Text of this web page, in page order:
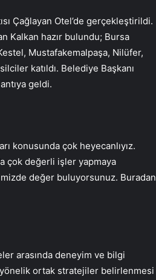
Çağlayan Otel’de gerçekleştirildi.
Kalkan hazır bulundu; Bursa
Mustafakemalpaşa, Nilüfer,
katıldı. Belediye Başkanı
geldi.
konusunda çok heyecanlıyız.
çok değerli işler yapmaya
değer buluyorsunuz. Buradan
arasında deneyim ve bilgi
yönelik ortak stratejiler belirlenmesi